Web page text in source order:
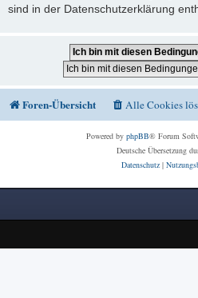
sind in der Datenschutzerklärung
Foren-Übersicht Alle Cookies
Powered by phpBB® Forum
Deutsche Übersetzung
Datenschutz|